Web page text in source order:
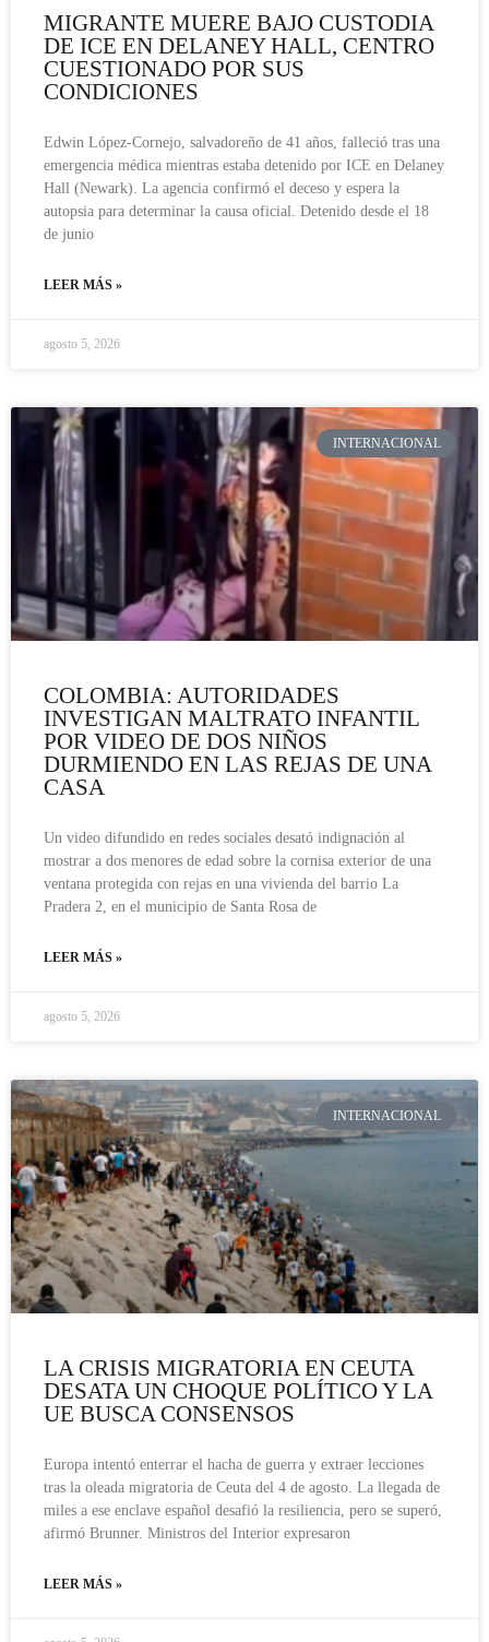
MIGRANTE MUERE BAJO CUSTODIA
DE ICE EN DELANEY HALL, CENTRO
CUESTIONADO POR SUS
CONDICIONES
Edwin López-Cornejo, salvadoreño de 41 años, falleció tras una
emergencia médica mientras estaba detenido por ICE en Delaney
Hall (Newark). La agencia confirmó el deceso y espera la
autopsia para determinar la causa oficial. Detenido desde el 18
de junio
LEER MÁS »
agosto 5, 2026
INTERNACIONAL
COLOMBIA: AUTORIDADES
INVESTIGAN MALTRATO INFANTIL
POR VIDEO DE DOS NIÑOS
DURMIENDO EN LAS REJAS DE UNA
CASA
Un video difundido en redes sociales desató indignación al
mostrar a dos menores de edad sobre la cornisa exterior de una
ventana protegida con rejas en una vivienda del barrio La
Pradera 2, en el municipio de Santa Rosa de
LEER MÁS »
agosto 5, 2026
INTERNACIONAL
LA CRISIS MIGRATORIA EN CEUTA
DESATA UN CHOQUE POLÍTICO Y LA
UE BUSCA CONSENSOS
Europa intentó enterrar el hacha de guerra y extraer lecciones
tras la oleada migratoria de Ceuta del 4 de agosto. La llegada de
miles a ese enclave español desafió la resiliencia, pero se superó,
afirmó Brunner. Ministros del Interior expresaron
LEER MÁS »